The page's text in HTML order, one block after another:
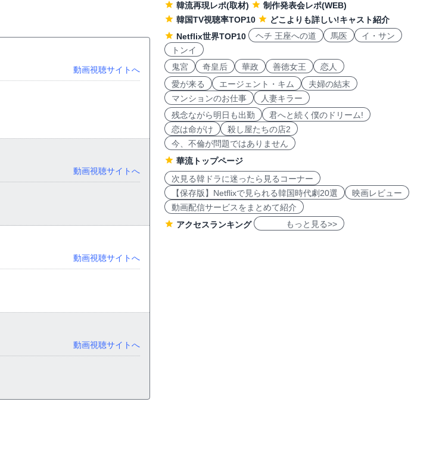
動画視聴サイトへ
動画視聴サイトへ
動画視聴サイトへ
動画視聴サイトへ
韓流再現レポ(取材)
制作発表会レポ(WEB)
韓国TV視聴率TOP10
どこよりも詳しい!キャスト紹介
Netflix世界TOP10
ヘチ 王座への道 馬医
イ・サン
トンイ
鬼宮
奇皇后 華政 善徳女王
恋人
愛が来る
エージェント・キム
夫婦の結末
マンションのお仕事
人妻キラー
残念ながら明日も出勤
君へと続く僕のドリーム!
恋は命がけ
殺し屋たちの店2
今、不倫が問題ではありません
華流トップページ
次見る韓ドラに迷ったら見るコーナー
【保存版】Netflixで見られる韓国時代劇20選
映画レビュー
動画配信サービスをまとめて紹介
アクセスランキング
もっと見る>>